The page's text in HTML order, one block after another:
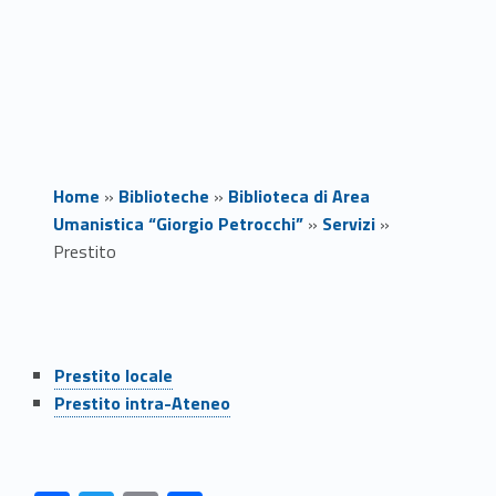
Home » Biblioteche » Biblioteca di Area
Umanistica “Giorgio Petrocchi”» Servizi»
Prestito
r
e
Prestito locale
Prestito intra-Ateneo